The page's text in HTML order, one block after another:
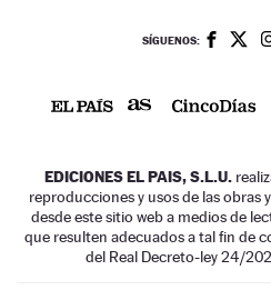
SÍGUENOS:
EDICIONES EL PAIS, S.L.U.
reproducciones y usos de las obras
desde este sitio web a medios de
que resulten adecuados a tal fin de
del Real Decreto-ley 24/